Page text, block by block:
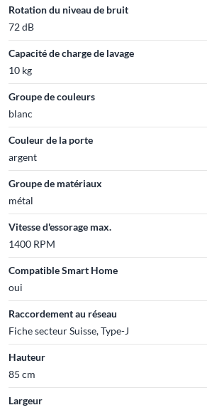
Rotation du niveau de bruit
72 dB
Capacité de charge de lavage
10 kg
Groupe de couleurs
blanc
Couleur de la porte
argent
Groupe de matériaux
métal
Vitesse d'essorage max.
1400 RPM
Compatible Smart Home
oui
Raccordement au réseau
Fiche secteur Suisse, Type-J
Hauteur
85 cm
Largeur